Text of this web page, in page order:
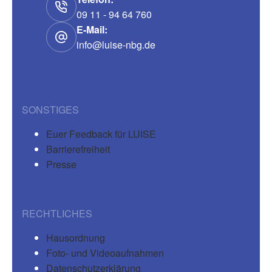
09 11 - 94 64 760
E-Mail:
info@luise-nbg.de
SONSTIGES
Euer Feedback für LUISE
Barrierefreiheit
Presse
RECHTLICHES
Hausordnung
Foto- und Videoaufnahmen
Datenschutzerklärung